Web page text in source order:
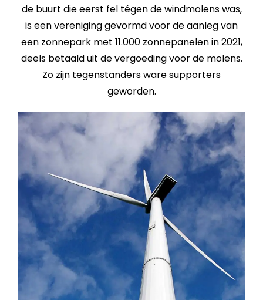
de buurt die eerst fel tégen de windmolens was,
is een vereniging gevormd voor de aanleg van
een zonnepark met 11.000 zonnepanelen in 2021,
deels betaald uit de vergoeding voor de molens.
Zo zijn tegenstanders ware supporters
geworden.